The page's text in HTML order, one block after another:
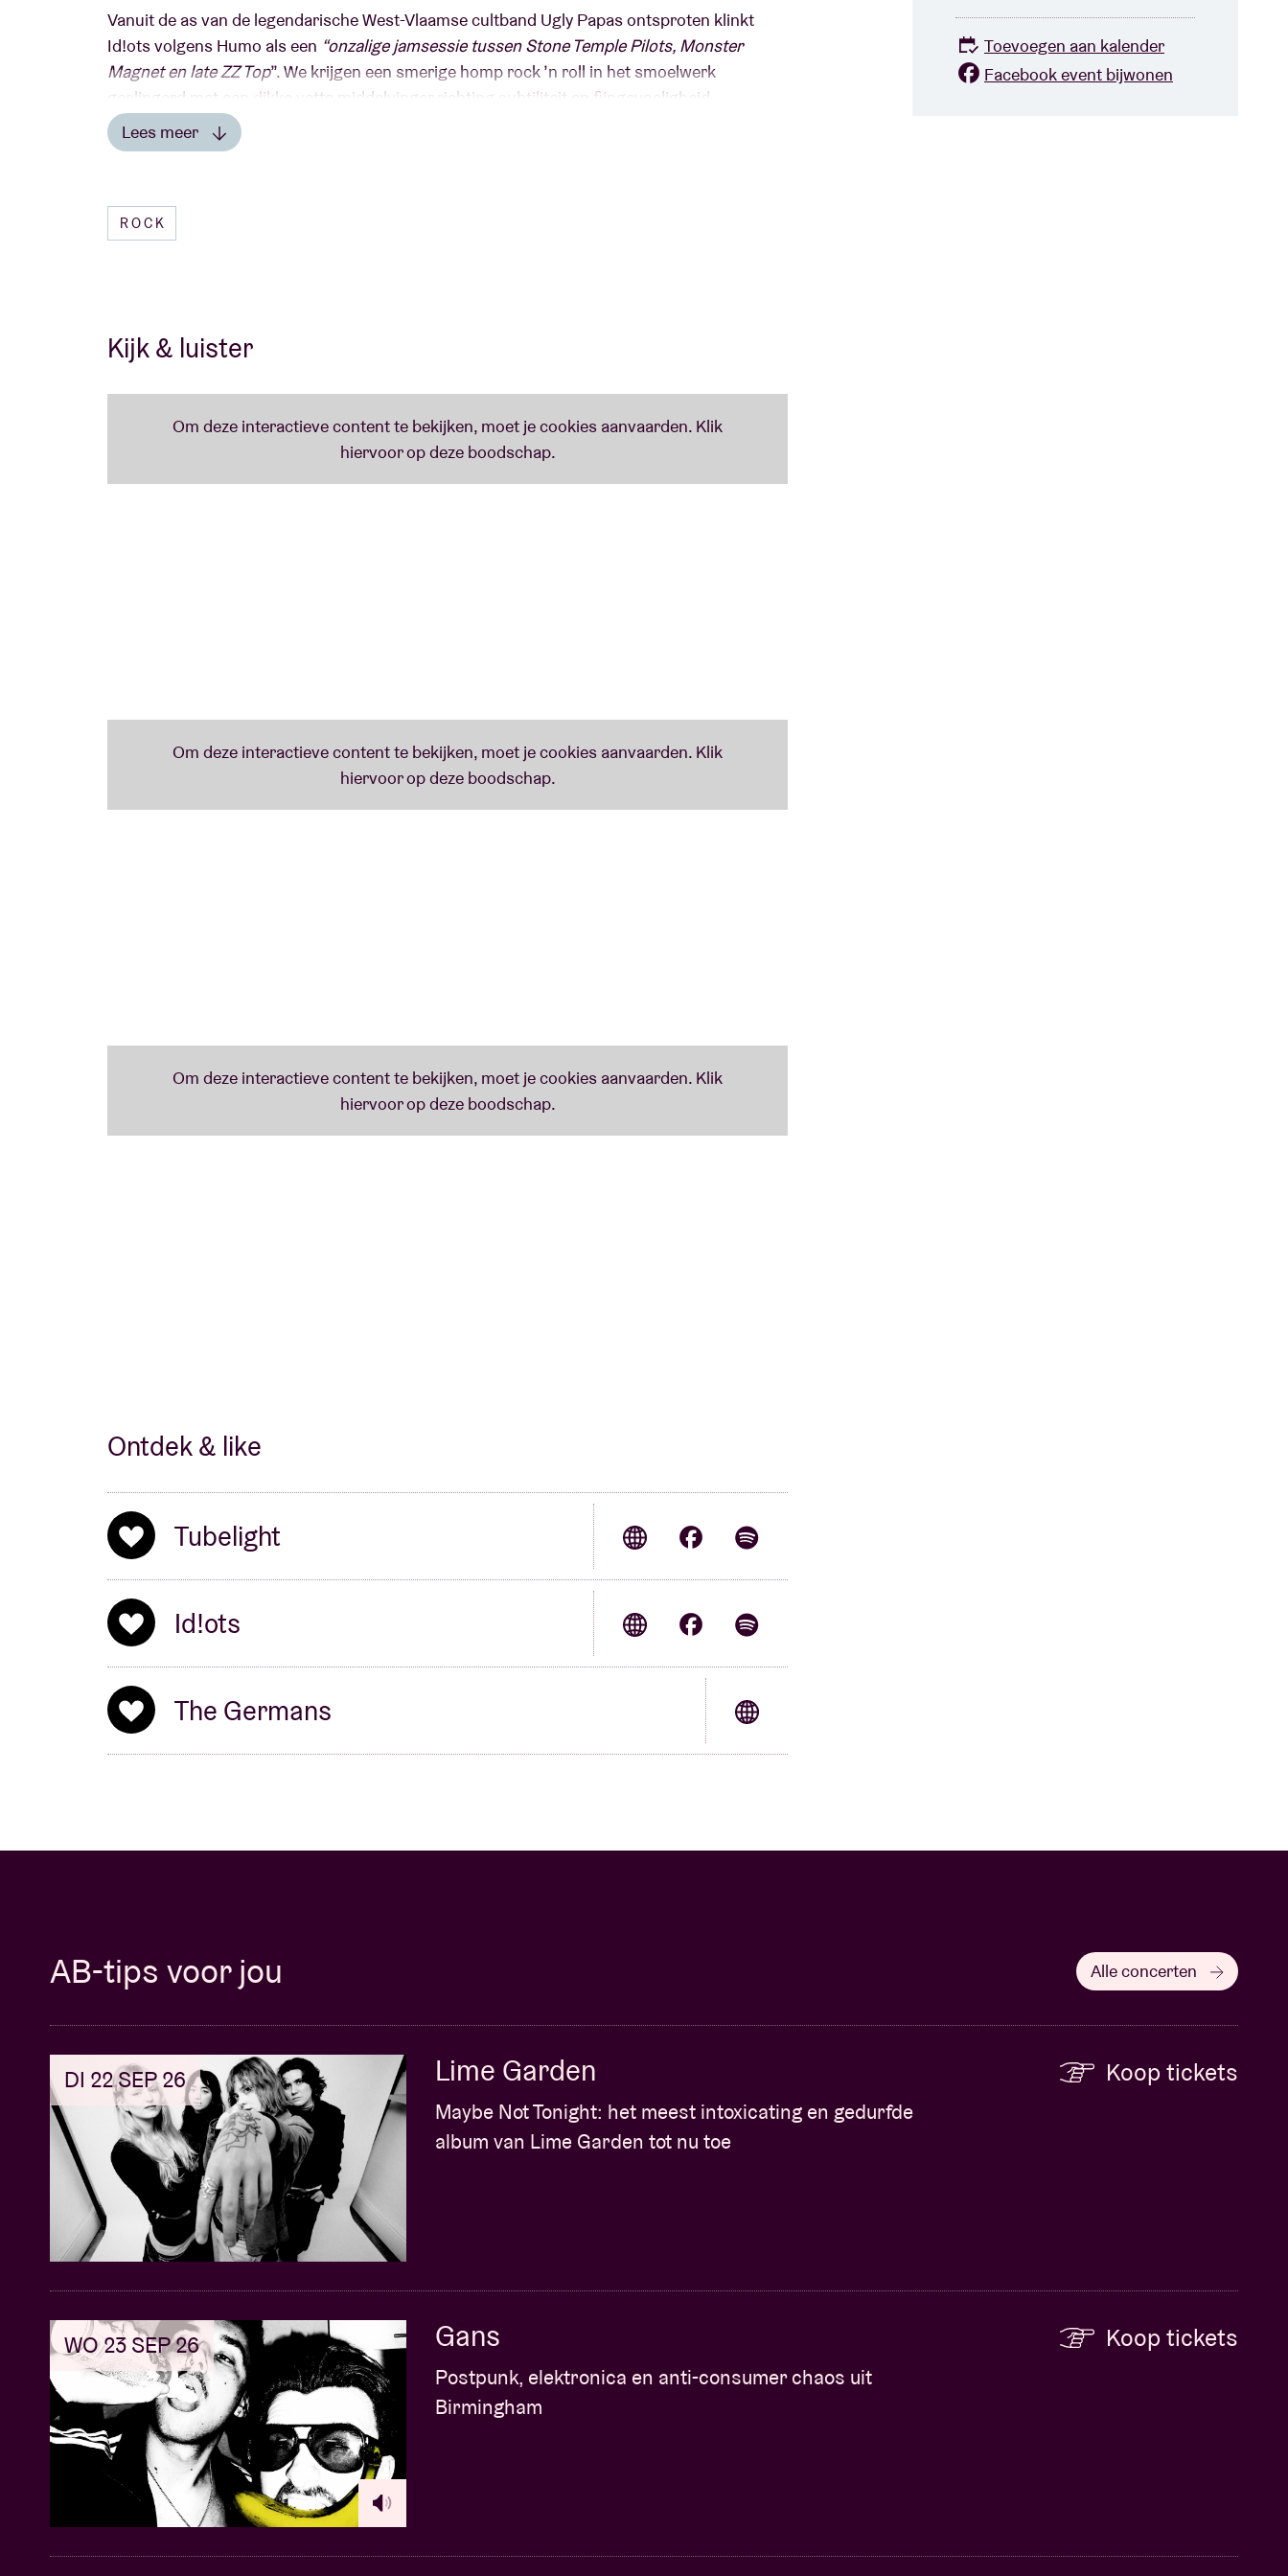
Vanuit de as van de legendarische West-Vlaamse cultband Ugly Papas ontsproten klinkt
Id!ots volgens Humo als een “onzalige jamsessie tussen Stone Temple Pilots, Monster
Magnet en late ZZ Top”. We krijgen een smerige homp rock ’n roll in het smoelwerk
geslingerd met een dikke vette middelvinger richting subtiliteit en fijngevoeligheid
erachteraan. Hun gelijknamige debuut
gitaren, hard hakkende drumpartijen en de bezwerende bariton van Luc Dufourmont.
The Germans
Lees meer
ROCK
Kijk & luister
Ontdek & like
Tubelight
Id!ots
The Germans
Toevoegen aan kalender
Facebook event bijwonen
AB-tips voor jou Alle concerten
DI 22 SEP 26 Lime Garden
Maybe Not Tonight: het meest intoxicating en gedurfde
album van Lime Garden tot nu toe
Koop tickets
WO 23 SEP 26 Gans
Postpunk, elektronica en anti-consumer chaos uit
Birmingham
Koop tickets